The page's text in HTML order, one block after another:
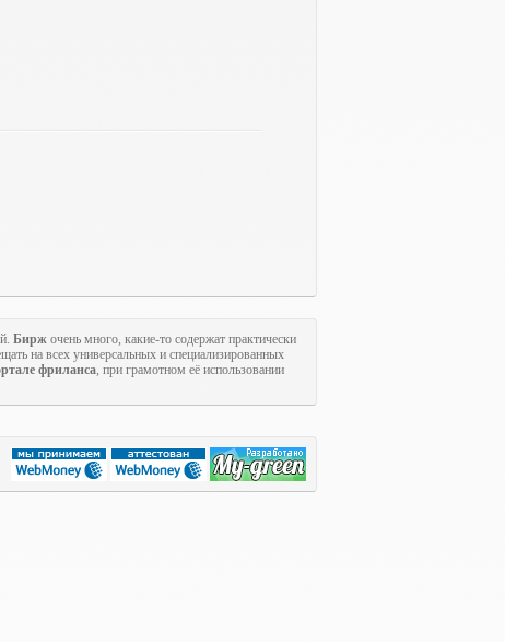
Бирж очень много, какие-то содержат практически
на всех универсальных и специализированных
фриланса, при грамотном её использовании